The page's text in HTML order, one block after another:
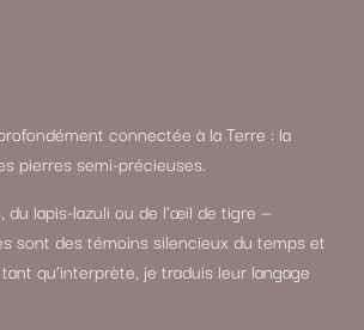
connectée à la Terre : la
pierres semi-précieuses.
du lapis-lazuli ou de l’œil de tigre —
sont des témoins silencieux du temps et
qu’interprète, je traduis leur langage